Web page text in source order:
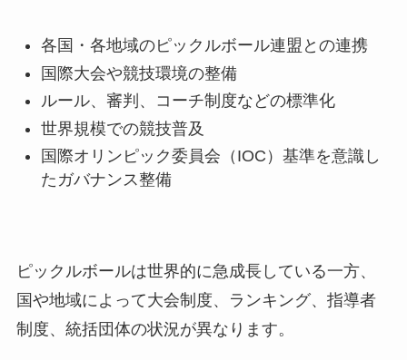
各国・各地域のピックルボール連盟との連携
国際大会や競技環境の整備
ルール、審判、コーチ制度などの標準化
世界規模での競技普及
国際オリンピック委員会（IOC）基準を意識し
たガバナンス整備
ピックルボールは世界的に急成長している一方、
国や地域によって大会制度、ランキング、指導者
制度、統括団体の状況が異なります。